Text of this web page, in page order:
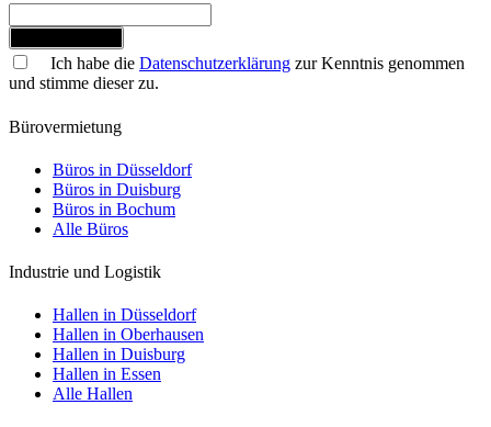
Ich habe die Datenschutzerklärung zur Kenntnis genommen
und stimme dieser zu.
Bürovermietung
Büros in Düsseldorf
Büros in Duisburg
Büros in Bochum
Alle Büros
Industrie und Logistik
Hallen in Düsseldorf
Hallen in Oberhausen
Hallen in Duisburg
Hallen in Essen
Alle Hallen